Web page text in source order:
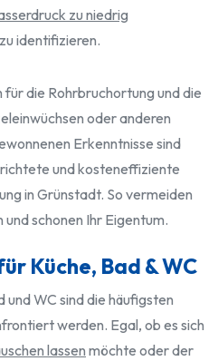
zu niedrig
identifizieren.
für die Rohrbruchortung und die
oder anderen
Erkenntnisse sind
und kosteneffiziente
in Grünstadt. So vermeiden
schonen Ihr Eigentum.
Küche, Bad & WC
WC sind die häufigsten
werden. Egal, ob es sich
lassen möchte oder der